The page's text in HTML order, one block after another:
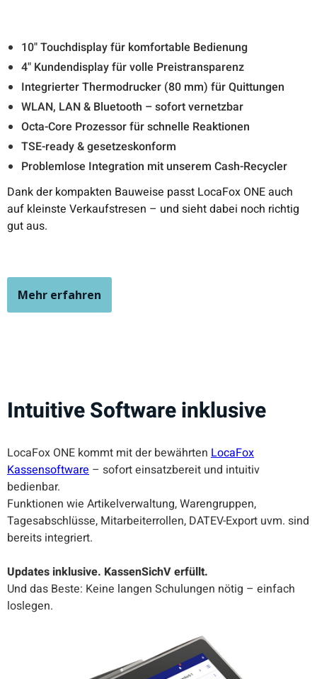
10" Touchdisplay für komfortable Bedienung
4" Kundendisplay für volle Preistransparenz
Integrierter Thermodrucker (80 mm) für Quittungen
WLAN, LAN & Bluetooth – sofort vernetzbar
Octa-Core Prozessor für schnelle Reaktionen
TSE-ready & gesetzeskonform
Problemlose Integration mit unserem Cash-Recycler
Dank der kompakten Bauweise passt LocaFox ONE auch
auf kleinste Verkaufstresen – und sieht dabei noch richtig
gut aus.
Mehr erfahren
Intuitive Software inklusive
LocaFox ONE kommt mit der bewährten LocaFox
Kassensoftware – sofort einsatzbereit und intuitiv
bedienbar.
Funktionen wie Artikelverwaltung, Warengruppen,
Tagesabschlüsse, Mitarbeiterrollen, DATEV-Export uvm. sind
bereits integriert.
Updates inklusive. KassenSichV erfüllt.
Und das Beste: Keine langen Schulungen nötig – einfach
loslegen.